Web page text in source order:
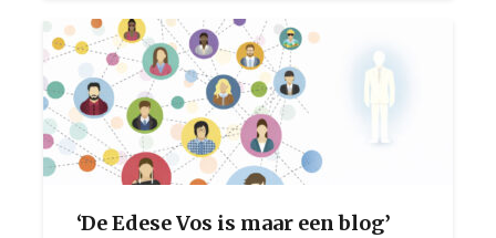
‘De Edese Vos is maar een blog’